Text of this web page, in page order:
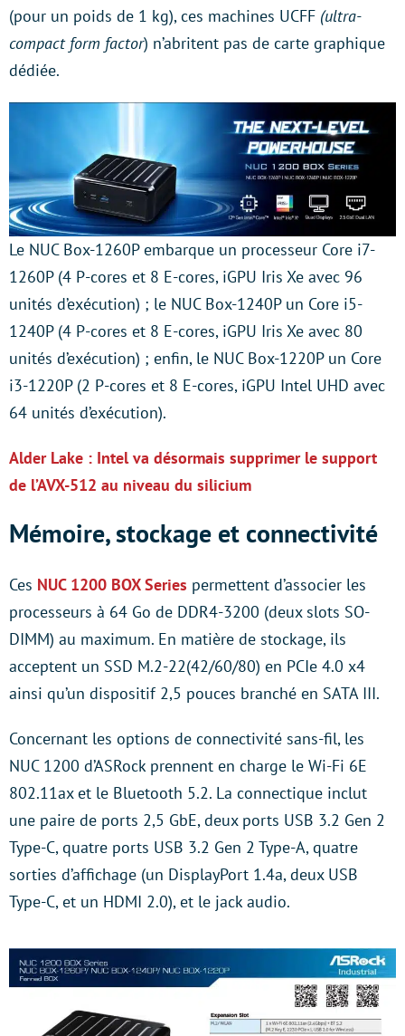
(pour un poids de 1 kg), ces machines UCFF (ultra-
compact form factor) n’abritent pas de carte graphique
dédiée.
Le NUC Box-1260P embarque un processeur Core i7-
1260P (4 P-cores et 8 E-cores, iGPU Iris Xe avec 96
unités d’exécution) ; le NUC Box-1240P un Core i5-
1240P (4 P-cores et 8 E-cores, iGPU Iris Xe avec 80
unités d’exécution) ; enfin, le NUC Box-1220P un Core
i3-1220P (2 P-cores et 8 E-cores, iGPU Intel UHD avec
64 unités d’exécution).
Alder Lake : Intel va désormais supprimer le support
de l’AVX-512 au niveau du silicium
Mémoire, stockage et connectivité
Ces NUC 1200 BOX Series permettent d’associer les
processeurs à 64 Go de DDR4-3200 (deux slots SO-
DIMM) au maximum. En matière de stockage, ils
acceptent un SSD M.2-22(42/60/80) en PCIe 4.0 x4
ainsi qu’un dispositif 2,5 pouces branché en SATA III.
Concernant les options de connectivité sans-fil, les
NUC 1200 d’ASRock prennent en charge le Wi-Fi 6E
802.11ax et le Bluetooth 5.2. La connectique inclut
une paire de ports 2,5 GbE, deux ports USB 3.2 Gen 2
Type-C, quatre ports USB 3.2 Gen 2 Type-A, quatre
sorties d’affichage (un DisplayPort 1.4a, deux USB
Type-C, et un HDMI 2.0), et le jack audio.